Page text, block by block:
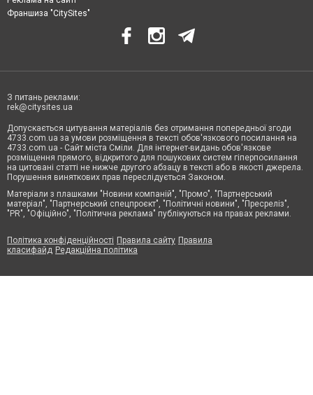
Франшиза "CitySites"
З питань реклами:
rek@citysites.ua
Допускається цитування матеріалів без отримання попередньої згоди
4733.com.ua за умови розміщення в тексті обов'язкового посилання на
4733.com.ua - Сайт міста Сміли. Для інтернет-видань обов'язкове
розміщення прямого, відкритого для пошукових систем гіперпосилання
на цитовані статті не нижче другого абзацу в тексті або в якості джерела.
Порушення виняткових прав переслідується Законом.
Матеріали з плашками "Новини компаній", "Промо", "Партнерський
матеріал", "Партнерський спецпроєкт", "Політичні новини", "Пресреліз",
"PR", "Офіційно", "Політична реклама" публікуються на правах реклами.
Політика конфіденційності Правила сайту Правила
класифайд Редакційна політика